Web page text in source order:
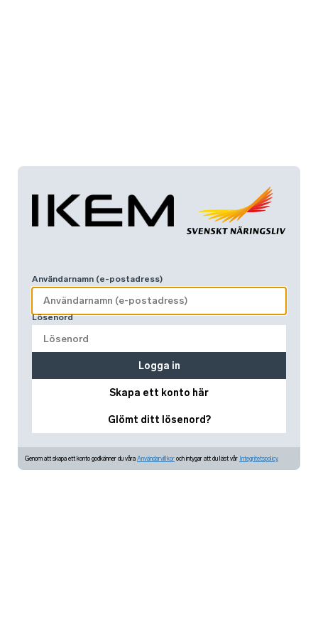
Användarnamn (e-postadress)
Lösenord
Skapa ett konto här
Glömt ditt lösenord?
Logga in
Genom att skapa ett konto godkänner du våra Användarvillkor och intygar att du läst vår Integritetspolicy.